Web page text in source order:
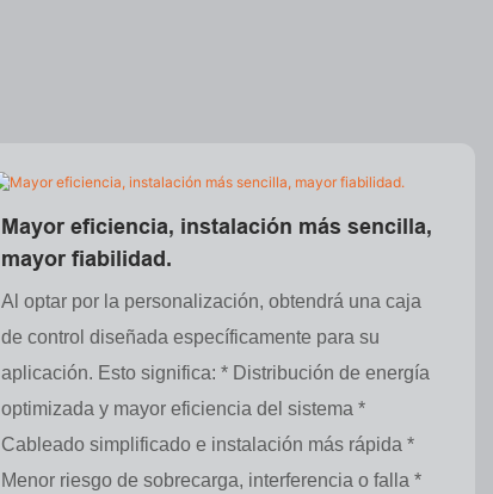
Mayor eficiencia, instalación más sencilla,
mayor fiabilidad.
Al optar por la personalización, obtendrá una caja
de control diseñada específicamente para su
aplicación. Esto significa: * Distribución de energía
optimizada y mayor eficiencia del sistema *
Cableado simplificado e instalación más rápida *
Menor riesgo de sobrecarga, interferencia o falla *